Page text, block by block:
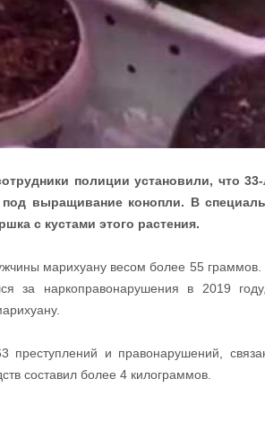
полиции установили, что 33-
выращивание конопли. В
с кустами этого растения.
марихуану весом более 55
за наркоправонарушения в 2019
и правонарушений,
составил более 4 килограммов.